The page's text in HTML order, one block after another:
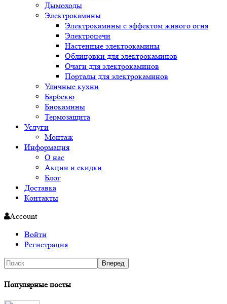
Дымоходы
Электрокамины
Электрокамины с эффектом живого огня
Электропечи
Настенные электрокамины
Облицовки для электрокаминов
Очаги для электрокаминов
Порталы для электрокаминов
Уличные кухни
Барбекю
Биокамины
Термозащита
Услуги
Монтаж
Информация
О нас
Акции и скидки
Блог
Доставка
Контакты
Account
Войти
Регистрация
Популярные посты